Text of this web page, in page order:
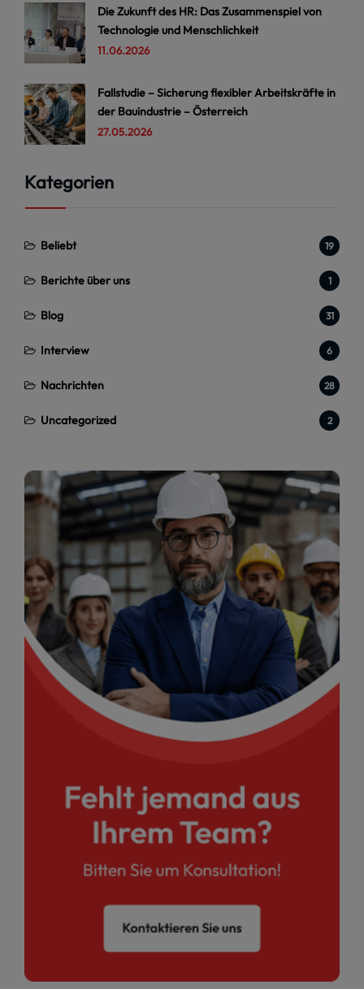
Die Zukunft des HR: Das Zusammenspiel von
Technologie und Menschlichkeit
11.06.2026
Fallstudie – Sicherung flexibler Arbeitskräfte in
der Bauindustrie – Österreich
27.05.2026
Kategorien
Beliebt 19
Berichte über uns 1
Blog 31
Interview 6
Nachrichten 28
Uncategorized 2